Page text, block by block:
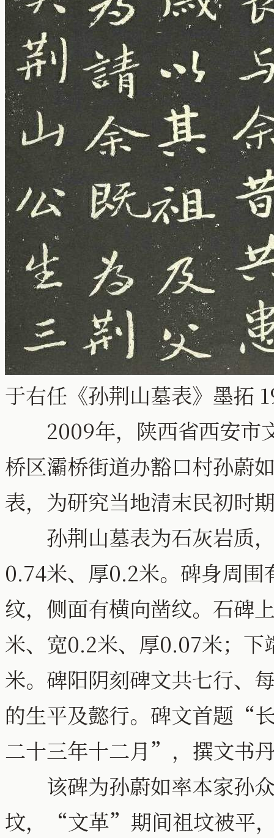
于右任《孙荆山墓表》墨拓
2009年，陕西省西安市
桥区灞桥街道办豁口村孙蔚
表，为研究当地清末民初时
孙荆山墓表为石灰岩质，
0.74米、厚0.2米。碑身周
纹，侧面有横向凿纹。石碑
米、宽0.2米、厚0.07米；下
米。碑阳阴刻碑文共七行、
的生平及懿行。碑文首题“
二十三年十二月”，撰文书
该碑为孙蔚如率本家孙众
坟，“文革”期间祖坟被平